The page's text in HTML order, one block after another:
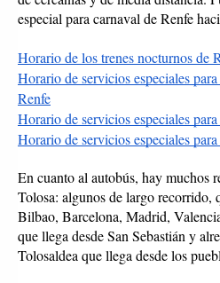
especial para carnaval de Renfe
Horario de los trenes nocturnos de
Horario de servicios especiales
Renfe
Horario de servicios especiales
Horario de servicios especiales
En cuanto al autobús, hay muchos
Tolosa: algunos de largo recorrido,
Bilbao, Barcelona, Madrid,
que llega desde San Sebastián y
Tolosaldea que llega desde los